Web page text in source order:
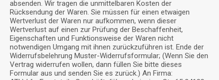
absenden. Wir tragen die unmittelbaren Kosten der
Rücksendung der Waren. Sie müssen für einen etwaigen
Wertverlust der Waren nur aufkommen, wenn dieser
Wertverlust auf einen zur Prüfung der Beschaffenheit,
Eigenschaften und Funktionsweise der Waren nicht
notwendigen Umgang mit ihnen zurückzuführen ist. Ende der
Widerrufsbelehrung Muster-Widerrufsformular; (Wenn Sie den
Vertrag widerrufen wollen, dann füllen Sie bitte dieses
Formular aus und senden Sie es zurück.) An Firma: